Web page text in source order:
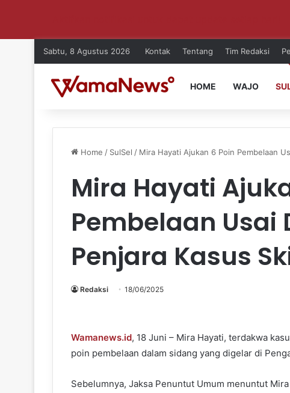
Sabtu, 8 Agustus 2026 Kontak Tentang Tim Redaksi
HOME WAJO
Home / SulSel / Mira Hayati Ajukan 6 Poin Pembelaan
Mira Hayati
Pembelaan Usai
Penjara Kasus
Redaksi 18/06/2025
Wamanews.id, 18 Juni – Mira Hayati, terdakwa
poin pembelaan dalam sidang yang digelar di
Sebelumnya, Jaksa Penuntut Umum menuntut